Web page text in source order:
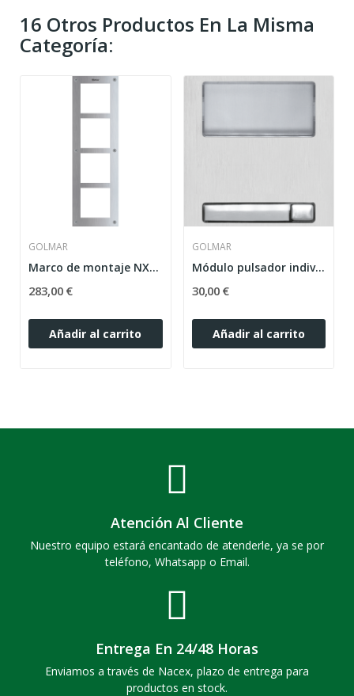
16 Otros Productos En La Misma
Categoría:
GOLMAR
Marco de montaje NX6004
283,00 €
Añadir al carrito
GOLMAR
Módulo pulsador individual N3111/AL
30,00 €
Añadir al carrito
Atención Al Cliente
Nuestro equipo estará encantado de atenderle, ya se por
teléfono, Whatsapp o Email.
Entrega En 24/48 Horas
Enviamos a través de Nacex, plazo de entrega para
productos en stock.